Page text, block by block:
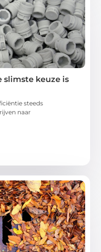
slimste keuze is
steeds
naar